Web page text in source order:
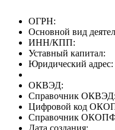
ОГРН:
Основной вид
ИНН/КПП:
Уставный капитал:
Юридический адрес:
ОКВЭД:
Справочник ОКВЭД:
Цифровой код
Справочник
Дата создания: